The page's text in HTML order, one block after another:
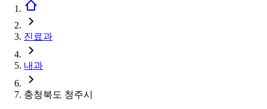
진료과
내과
충청북도 청주시